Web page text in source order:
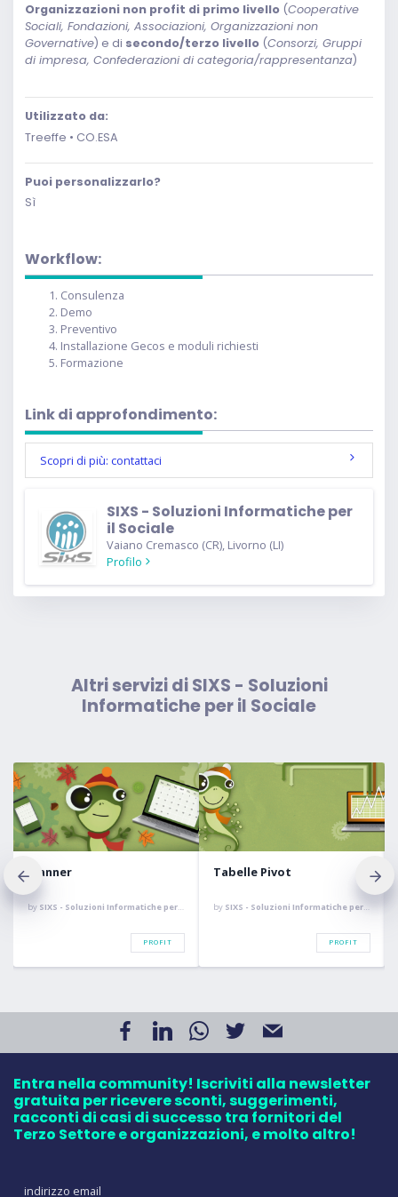
Organizzazioni non profit di primo livello(Cooperative
Sociali, Fondazioni, Associazioni, Organizzazioni non
Governative) e di secondo/terzo livello(Consorzi, Gruppi
di impresa, Confederazioni di categoria/rappresentanza)
Utilizzato da:
Treeffe • CO.ESA
Puoi personalizzarlo?
Sì
Workflow:
Consulenza
Demo
Preventivo
Installazione Gecos e moduli richiesti
Formazione
Link di approfondimento:
Scopri di più: contattaci
SIXS - Soluzioni Informatiche per
il Sociale
Vaiano Cremasco (CR), Livorno (LI)
Profilo
Altri servizi di SIXS - Soluzioni
Informatiche per il Sociale
Planner
by SIXS - Soluzioni Informatiche per il Sociale
PROFIT
Tabelle Pivot
by SIXS - Soluzioni Informatiche per il Sociale
PROFIT
Entra nella community! Iscriviti alla newsletter
gratuita per ricevere sconti, suggerimenti,
racconti di casi di successo tra fornitori del
Terzo Settore e organizzazioni, e molto altro!